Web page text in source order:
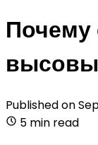
Почему
Published on
5 min read